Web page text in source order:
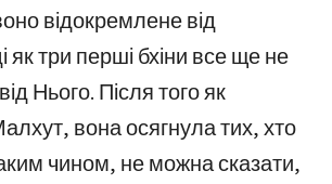
відокремлене від
як три перші бхіни все ще не
Нього. Після того як
вона осягнула тих, хто
чином, не можна сказати,